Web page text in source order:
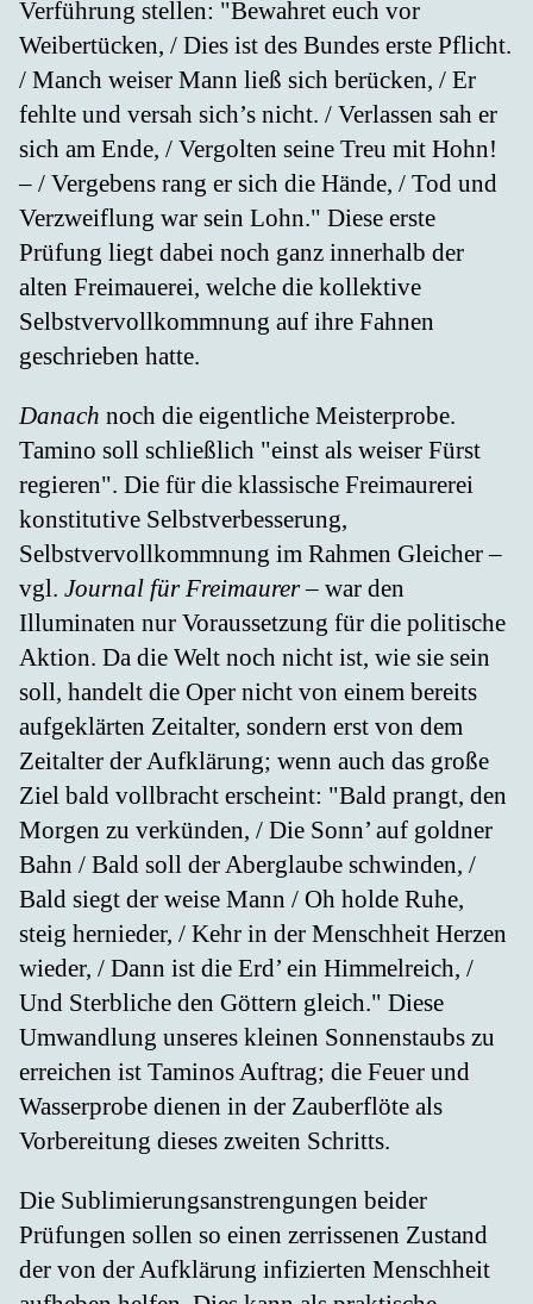
Verführung stellen: "Bewahret euch vor
Weibertücken, / Dies ist des Bundes erste Pflicht.
/ Manch weiser Mann ließ sich berücken, / Er
fehlte und versah sich’s nicht. / Verlassen sah er
sich am Ende, / Vergolten seine Treu mit Hohn!
– / Vergebens rang er sich die Hände, / Tod und
Verzweiflung war sein Lohn." Diese erste
Prüfung liegt dabei noch ganz innerhalb der
alten Freimauerei, welche die kollektive
Selbstvervollkommnung auf ihre Fahnen
geschrieben hatte.
Danach noch die eigentliche Meisterprobe.
Tamino soll schließlich "einst als weiser Fürst
regieren". Die für die klassische Freimaurerei
konstitutive Selbstverbesserung,
Selbstvervollkommnung im Rahmen Gleicher –
vgl. Journal für Freimaurer– war den
Illuminaten nur Voraussetzung für die politische
Aktion. Da die Welt noch nicht ist, wie sie sein
soll, handelt die Oper nicht von einem bereits
aufgeklärten Zeitalter, sondern erst von dem
Zeitalter der Aufklärung; wenn auch das große
Ziel bald vollbracht erscheint: "Bald prangt, den
Morgen zu verkünden, / Die Sonn’ auf goldner
Bahn / Bald soll der Aberglaube schwinden, /
Bald siegt der weise Mann / Oh holde Ruhe,
steig hernieder, / Kehr in der Menschheit Herzen
wieder, / Dann ist die Erd’ ein Himmelreich, /
Und Sterbliche den Göttern gleich." Diese
Umwandlung unseres kleinen Sonnenstaubs zu
erreichen ist Taminos Auftrag; die Feuer und
Wasserprobe dienen in der Zauberflöte als
Vorbereitung dieses zweiten Schritts.
Die Sublimierungsanstrengungen beider
Prüfungen sollen so einen zerrissenen Zustand
der von der Aufklärung infizierten Menschheit